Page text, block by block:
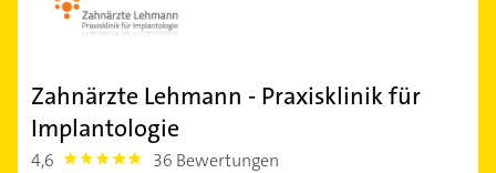
Zahnärzte Lehmann - Praxisklinik für
Implantologie
4,6 4.6 36 Bewertungen